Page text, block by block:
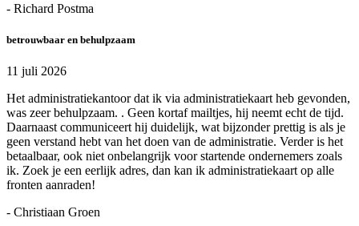
- Richard Postma
betrouwbaar en behulpzaam
11 juli 2026
Het administratiekantoor dat ik via administratiekaart heb gevonden,
was zeer behulpzaam. . Geen kortaf mailtjes, hij neemt echt de tijd.
Daarnaast communiceert hij duidelijk, wat bijzonder prettig is als je
geen verstand hebt van het doen van de administratie. Verder is het
betaalbaar, ook niet onbelangrijk voor startende ondernemers zoals
ik. Zoek je een eerlijk adres, dan kan ik administratiekaart op alle
fronten aanraden!
- Christiaan Groen